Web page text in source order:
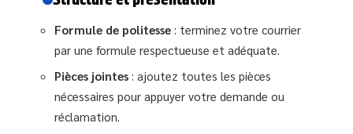
Formule de politesse : terminez votre courrier
par une formule respectueuse et adéquate.
Pièces jointes : ajoutez toutes les pièces
nécessaires pour appuyer votre demande ou
réclamation.